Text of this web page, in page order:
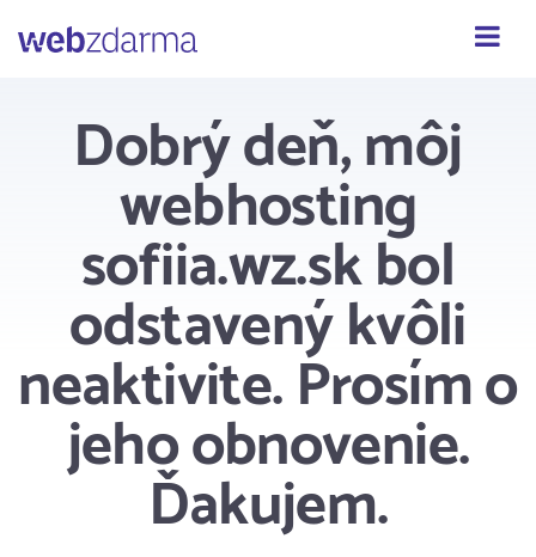
Webzdarma
Dobrý deň, môj
webhosting
sofiia.wz.sk bol
odstavený kvôli
neaktivite. Prosím o
jeho obnovenie.
Ďakujem.